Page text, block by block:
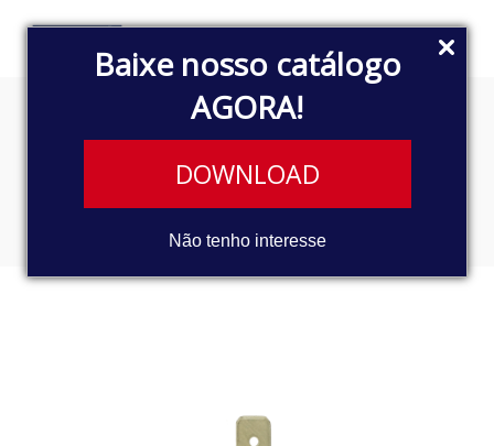
Baixe nosso catálogo
AGORA!
DOWNLOAD
Não tenho interesse
INTERRUPTOR DE PRESSÃO
DE ÓLEO